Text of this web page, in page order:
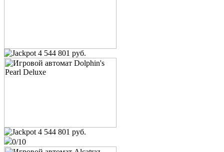
4 544 801 руб.
4 544 801 руб.
0/10